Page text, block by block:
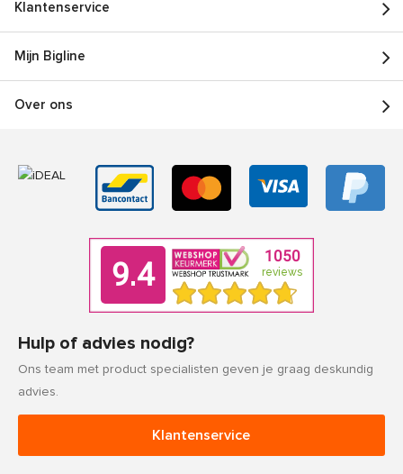
Klantenservice
Mijn Bigline
Over ons
Hulp of advies nodig?
Ons team met product specialisten geven je graag deskundig
advies.
Klantenservice